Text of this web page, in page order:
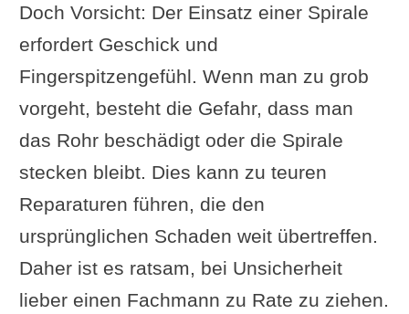
Doch Vorsicht: Der Einsatz einer Spirale
erfordert Geschick und
Fingerspitzengefühl. Wenn man zu grob
vorgeht, besteht die Gefahr, dass man
das Rohr beschädigt oder die Spirale
stecken bleibt. Dies kann zu teuren
Reparaturen führen, die den
ursprünglichen Schaden weit übertreffen.
Daher ist es ratsam, bei Unsicherheit
lieber einen Fachmann zu Rate zu ziehen.